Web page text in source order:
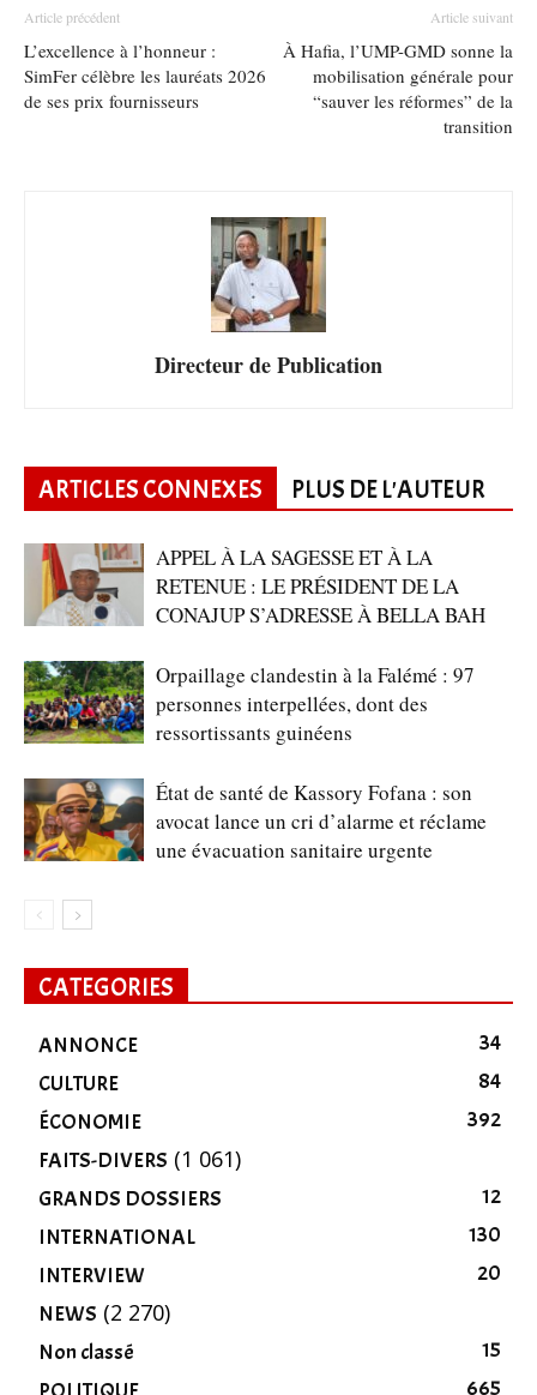
Article précédent
L’excellence à l’honneur :
SimFer célèbre les lauréats 2026
de ses prix fournisseurs
Article suivant
À Hafia, l’UMP-GMD sonne la
mobilisation générale pour
“sauver les réformes” de la
transition
Directeur de Publication
ARTICLES CONNEXES PLUS DE L'AUTEUR
APPEL À LA SAGESSE ET À LA
RETENUE : LE PRÉSIDENT DE LA
CONAJUP S’ADRESSE À BELLA BAH
Orpaillage clandestin à la Falémé : 97
personnes interpellées, dont des
ressortissants guinéens
État de santé de Kassory Fofana : son
avocat lance un cri d’alarme et réclame
une évacuation sanitaire urgente
CATEGORIES
ANNONCE
34
CULTURE
84
ÉCONOMIE
392
FAITS-DIVERS (1 061)
GRANDS DOSSIERS
12
INTERNATIONAL
130
INTERVIEW
20
NEWS (2 270)
Non classé
15
665